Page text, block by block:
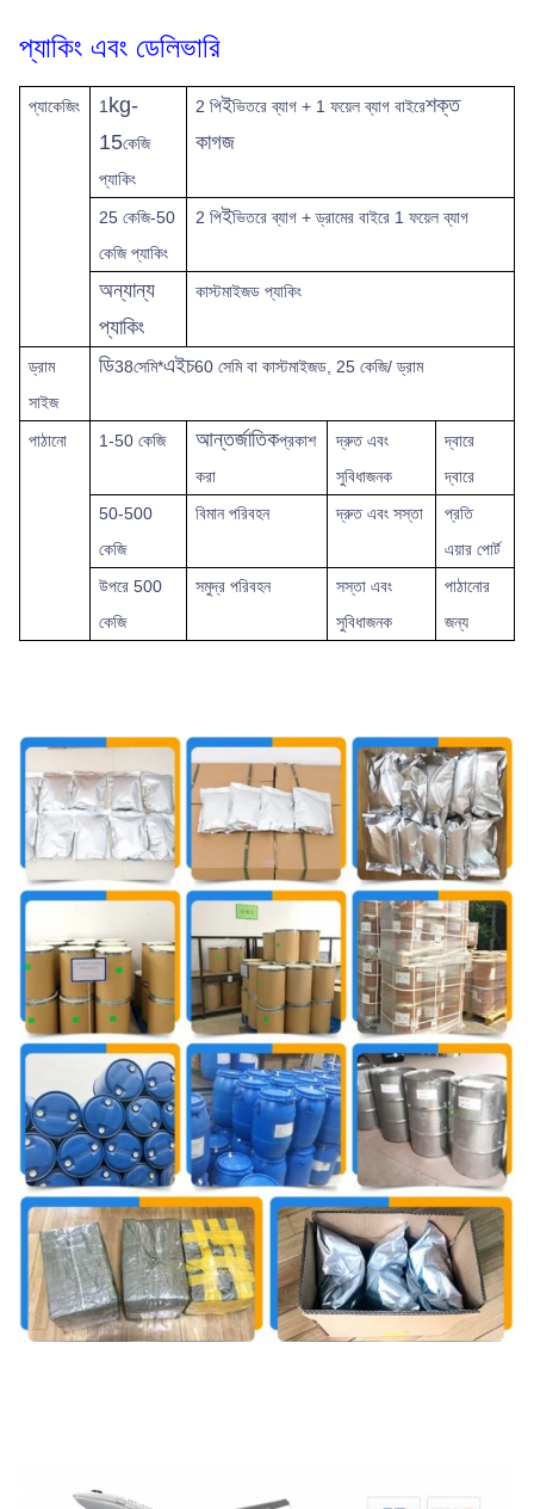
প্যাকিং এবং ডেলিভারি
প্যাকেজিং 1 kg-
15কেজি
প্যাকিং
2 পিইভিতরে ব্যাগ + 1 ফয়েল ব্যাগ বাইরেশক্ত
কাগজ
25 কেজি-50
কেজি প্যাকিং
2 পিইভিতরে ব্যাগ + ড্রামের বাইরে 1 ফয়েল ব্যাগ
অন্যান্য
প্যাকিং
কাস্টমাইজড প্যাকিং
ড্রাম
সাইজ
ডি38সেমি*এইচ60 সেমি বা কাস্টমাইজড, 25 কেজি/ ড্রাম
পাঠানো 1-50 কেজি আন্তর্জাতিকপ্রকাশ
করা
দ্রুত এবং
সুবিধাজনক
দ্বারে
দ্বারে
50-500
কেজি
বিমান পরিবহন দ্রুত এবং সস্তা
প্রতি
এয়ার পোর্ট
উপরে 500
কেজি
সমুদ্র পরিবহন
সস্তা এবং
সুবিধাজনক
পাঠানোর
জন্য